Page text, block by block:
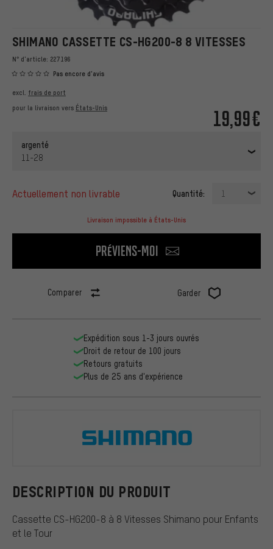
SHIMANO CASSETTE CS-HG200-8 8 VITESSES
N° d'article: 227196
Pas encore d'avis
19,99€
excl. frais de port
pour la livraison vers États-Unis
argenté
11-28
actuellement non livrable Quantité: 1
Livraison impossible à États-Unis
Préviens-moi
Comparer Garder
DESCRIPTION DU PRODUIT
Cassette CS-HG200-8 à 8 Vitesses Shimano pour Enfants
et le Tour
Expédition sous 1-3 jours ouvrés
Droit de retour de 100 jours
Retours gratuits
Plus de 25 ans d'expérience
Shimano